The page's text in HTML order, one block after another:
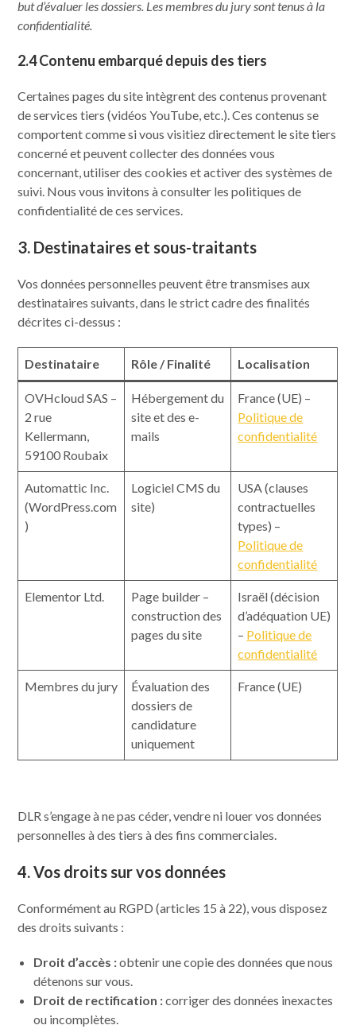
but d’évaluer les dossiers. Les membres du jury sont tenus à la
confidentialité.
2.4 Contenu embarqué depuis des tiers
Certaines pages du site intègrent des contenus provenant
de services tiers (vidéos YouTube, etc.). Ces contenus se
comportent comme si vous visitiez directement le site tiers
concerné et peuvent collecter des données vous
concernant, utiliser des cookies et activer des systèmes de
suivi. Nous vous invitons à consulter les politiques de
confidentialité de ces services.
3. Destinataires et sous-traitants
Vos données personnelles peuvent être transmises aux
destinataires suivants, dans le strict cadre des finalités
décrites ci-dessus :
Destinataire Rôle / Finalité Localisation
OVHcloud SAS –
2 rue
Kellermann,
59100 Roubaix
Hébergement du
site et des e-
mails
France (UE) –
Politique de
confidentialité
Automattic Inc.
(WordPress.com
)
Logiciel CMS du
site)
USA (clauses
contractuelles
types) –
Politique de
confidentialité
Elementor Ltd.
Page builder –
construction des
pages du site
Israël (décision
d’adéquation UE)
– Politique de
confidentialité
Membres du jury
Évaluation des
dossiers de
candidature
uniquement
France (UE)
DLR s’engage à ne pas céder, vendre ni louer vos données
personnelles à des tiers à des fins commerciales.
4. Vos droits sur vos données
Conformément au RGPD (articles 15 à 22), vous disposez
des droits suivants :
Droit d’accès :obtenir une copie des données que nous
détenons sur vous.
Droit de rectification :corriger des données inexactes
ou incomplètes.